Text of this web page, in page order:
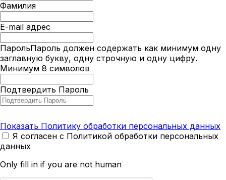
Фамилия
E-mail адрес
ПарольПароль должен содержать как минимум одну
заглавную букву, одну строчную и одну цифру.
Минимум 8 символов
Подтвердить Пароль
Показать Политику обработки персональных данных
Я согласен с Политикой обработки персональных
данных
Only fill in if you are not human